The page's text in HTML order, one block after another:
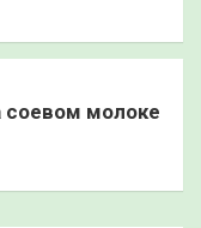
соевом молоке